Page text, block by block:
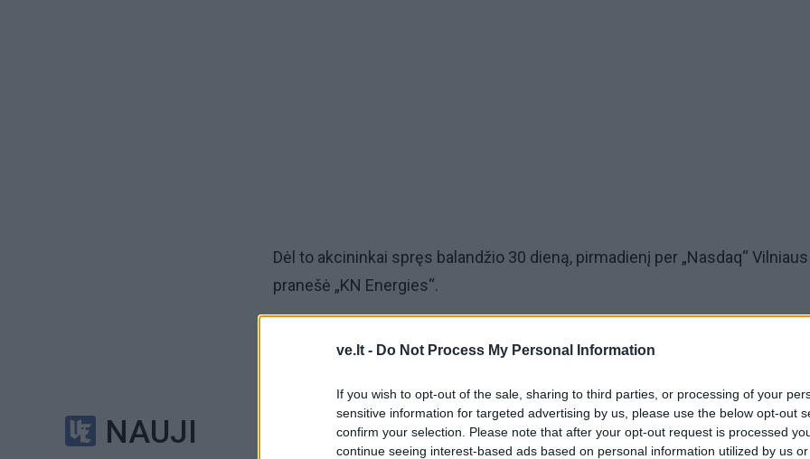
ve.lt - Do Not Process My Personal Information
If you wish to opt-out of the sale, sharing to third parties, or processing of your
sensitive information for targeted advertising by us, please use the below opt-out
confirm your selection. Please note that after your opt-out request is processed
continue seeing interest-based ads based on personal information utilized by us
NAUJI
Dėl to akcininkai spręs balandžio 30 dieną, pirmadienį per „Nasdaq“
pranešė „KN Energies“.
eurų siūloma skirti investicijoms, 13,23 mln. eurų – perkelti į kitus metus,
tūkst. eurų – skirti paramai.
Po dvejų nuostolingų metų bendrovė už 2023 metus pernai išmokėjo 5